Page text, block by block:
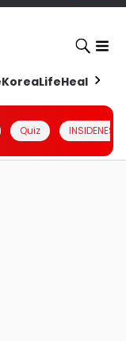
KoreaLifeHealth
Quiz INSIDENESIA